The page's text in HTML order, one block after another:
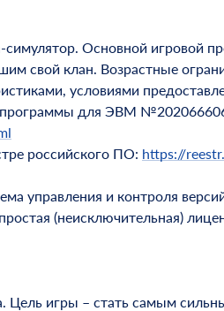
симулятор. Основной игровой
свой клан. Возрастные
условиями
программы для ЭВМ
российского ПО: https://
управления и контроля
(неисключительная)
Цель игры – стать самым